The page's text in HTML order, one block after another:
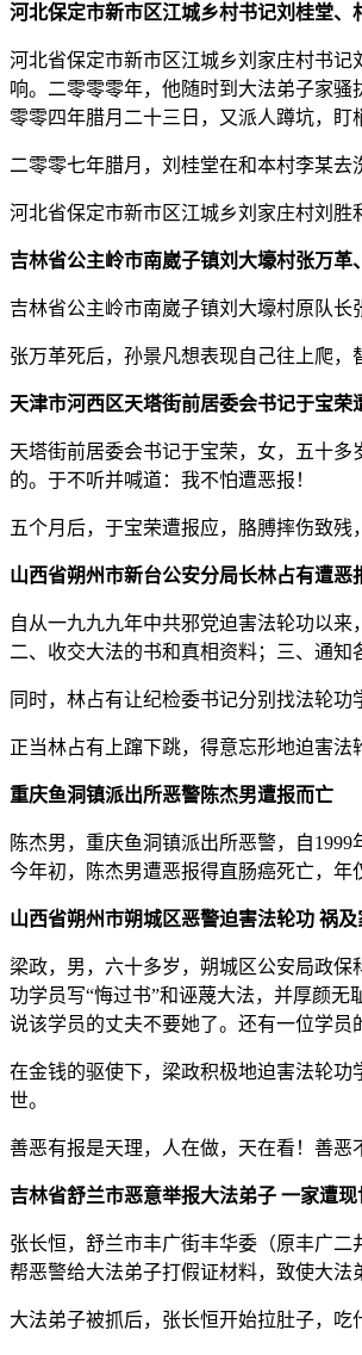
河北保定市新市区江城乡村书记刘桂堂、
河北省保定市新市区江城乡刘家庄村书
响。二零零零年，他随时到大法弟子家
零零四年腊月二十三日，又派人蹲坑，盯
二零零七年腊月，刘桂堂在和本村李某
河北省保定市新市区江城乡刘家庄村刘胜
吉林省公主岭市南崴子镇刘大壕村张万革
吉林省公主岭市南崴子镇刘大壕村原队
张万革死后，孙景凡想表现自己往上爬
天津市河西区天塔街前居委会书记于宝荣
天塔街前居委会书记于宝荣，女，五十
的。于不听并喊道：我不怕遭恶报！
五个月后，于宝荣遭报应，胳膊摔伤致
山西省朔州市新台公安分局长林占有遭恶
自从一九九九年中共邪党迫害法轮功以
二、收交大法的书和真相资料；三、通知
同时，林占有让纪检委书记分别找法轮
正当林占有上蹿下跳，得意忘形地迫害法
重庆鱼洞镇派出所恶警陈杰男遭报而亡
陈杰男，重庆鱼洞镇派出所恶警，自
今年初，陈杰男遭恶报得直肠癌死亡，年
山西省朔州市朔城区恶警迫害法轮功 祸及
梁政，男，六十多岁，朔城区公安局政
功学员写“悔过书”和诬蔑大法，并厚颜
说该学员的丈夫不要她了。还有一位学员
在金钱的驱使下，梁政积极地迫害法轮
世。
善恶有报是天理，人在做，天在看！善恶
吉林省舒兰市恶意举报大法弟子 一家遭现
张长恒，舒兰市丰广街丰华委（原丰广
帮恶警给大法弟子打假证材料，致使大法
大法弟子被抓后，张长恒开始拉肚子，吃